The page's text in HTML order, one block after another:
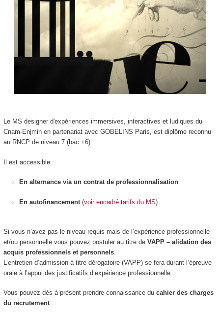
Le MS designer d'expériences immersives, interactives et ludiques du
Cnam-Enjmin en partenariat avec GOBELINS Paris, est diplôme reconnu
au RNCP de niveau 7 (bac +6).
Il est accessible :
En alternance via un contrat de professionnalisation
En autofinancement (voir encadré tarifs du MS)
Si vous n’avez pas le niveau requis mais de l’expérience professionnelle
et/ou personnelle vous pouvez postuler au titre de VAPP – alidation des
acquis professionnels et personnels.
L’entretien d’admission à titre dérogatoire (VAPP) se fera durant l’épreuve
orale à l’appui des justificatifs d’expérience professionnelle.
Vous pouvez dès à présent prendre connaissance du cahier des charges
du recrutement: